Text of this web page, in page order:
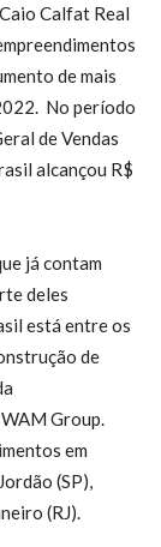
Calfat Real
de mais
No período
de Vendas
alcançou R$
já contam
deles
está entre os
de
Group.
em
(SP),
(RJ).